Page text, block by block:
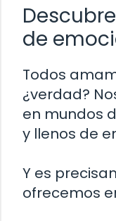
de
Todos
¿verdad?
en mundos
y llenos de
Y es
ofrecemos